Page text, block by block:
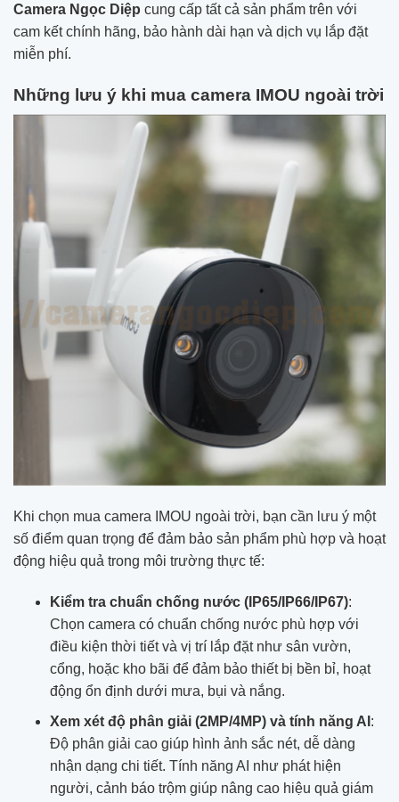
Camera Ngọc Diệp cung cấp tất cả sản phẩm trên với
cam kết chính hãng, bảo hành dài hạn và dịch vụ lắp đặt
miễn phí.
Những lưu ý khi mua camera IMOU ngoài trời
Khi chọn mua camera IMOU ngoài trời, bạn cần lưu ý một
số điểm quan trọng để đảm bảo sản phẩm phù hợp và hoạt
động hiệu quả trong môi trường thực tế:
Kiểm tra chuẩn chống nước (IP65/IP66/IP67):
Chọn camera có chuẩn chống nước phù hợp với
điều kiện thời tiết và vị trí lắp đặt như sân vườn,
cổng, hoặc kho bãi để đảm bảo thiết bị bền bỉ, hoạt
động ổn định dưới mưa, bụi và nắng.
Xem xét độ phân giải (2MP/4MP) và tính năng AI :
Độ phân giải cao giúp hình ảnh sắc nét, dễ dàng
nhận dạng chi tiết. Tính năng AI như phát hiện
người, cảnh báo trộm giúp nâng cao hiệu quả giám